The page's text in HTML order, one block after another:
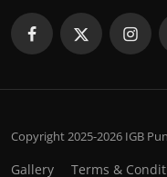
Copyright 2025-2026 IGB
Gallery Terms &